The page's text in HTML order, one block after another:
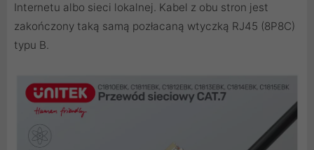
Internetu albo sieci lokalnej. Kabel z obu stron jest
zakończony taką samą pozłacaną wtyczką RJ45 (8P8C)
typu B.